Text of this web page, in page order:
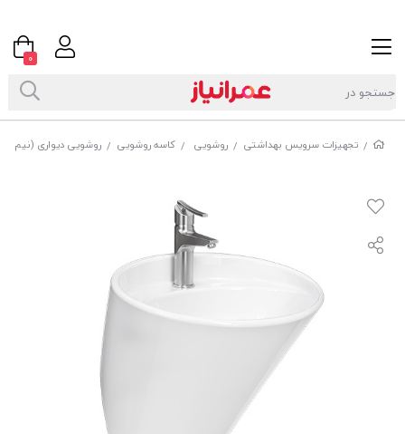
/ تجهیزات سرویس بهداشتی / روشویی / کاسه روشویی / روشویی دیواری (نیم
0